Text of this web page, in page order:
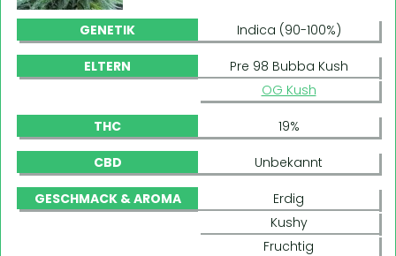
GENETIK Indica (90-100%)
ELTERN
Pre 98 Bubba Kush
OG Kush
THC 19%
CBD Unbekannt
GESCHMACK & AROMA
Erdig
Kushy
Fruchtig